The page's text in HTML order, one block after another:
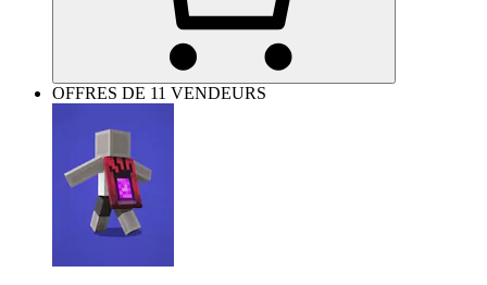
OFFRES DE 11 VENDEURS